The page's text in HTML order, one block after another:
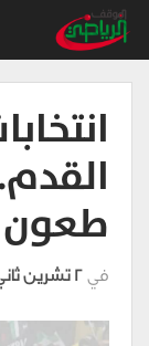
طعون
في 2 تشرين ثاني , 2025